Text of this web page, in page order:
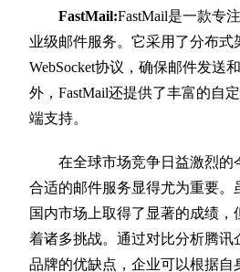
FastMail:FastMail是一款专
业级邮件服务。它采用了分布式
WebSocket协议，确保邮件发送
外，FastMail还提供了丰富的自
端支持。
在全球市场竞争日益激烈的
合适的邮件服务显得尤为重要。
国内市场上取得了显著的成绩，
着诸多挑战。通过对比分析腾讯
品牌的优缺点，企业可以根据自